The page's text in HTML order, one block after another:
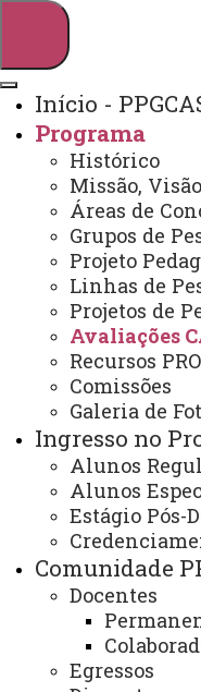
Webmail
Arquivo
Início -
Programa
Histórico
Missão,
Áreas de
Grupos de
Projeto
Linhas de
Projetos de
Avaliações
Recursos
Comissões
Galeria de
Ingresso no
Alunos
Alunos
Estágio Pós-
Comunidade
Docentes
Egressos
Mestrado em
Avaliações
Conceito CAPES